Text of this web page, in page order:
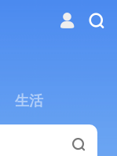
生活